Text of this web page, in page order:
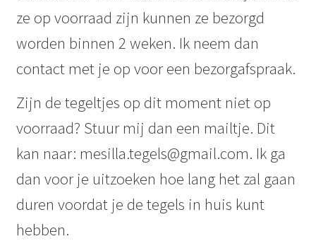
ze op voorraad zijn kunnen ze bezorgd
worden binnen 2 weken. Ik neem dan
contact met je op voor een bezorgafspraak.
Zijn de tegeltjes op dit moment niet op
voorraad? Stuur mij dan een mailtje. Dit
kan naar: mesilla.tegels@gmail.com. Ik ga
dan voor je uitzoeken hoe lang het zal gaan
duren voordat je de tegels in huis kunt
hebben.